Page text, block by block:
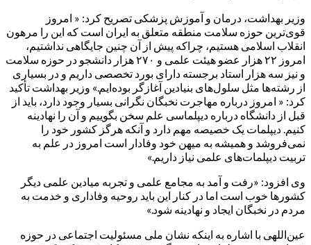
وزیر بهداشت، درمان و آموزش پزشکی تصریح کرد: « امروز
قوی‌ترین حوزه سلامت منطقه متعلق به ایران است که این را مرهون
انقلاب اسلامی هستیم، چراکه پیش از آن چنین جایگاهی نداشتیم،
امروز ۲۲ هزار عضو هیئت علمی و ۲۷۰ هزار دانشجو در حوزه سلامت
و نیز سه هزار استاد برجسته دارای بورد تخصصی داریم و در بسیاری
از رشته‌ها مثل سلول‌های بنیادین آغازگر بوده‌ایم.» وزیر بهداشت تأکید
کرد: « امروز درباره مهاجرت نخبگان نگرانی بسیار وجود دارد، باید از
قبل از دانشگاه درباره دیپلماسی علم سخن بگوییم و آن را نهادینه
کنیم. دیپلمات‌ یک خصیصه مهم دارد و آنکه هرگز کشور خود را
نمی‌فروشد و همیشه به میهن خود وفادار است امروز در علم به
تربیت دیپلمات‌های علمی نیاز داریم.»
وی افزود: «رفت و آمد به مجامع علمی و تجربه میادین علمی دیگر
کشورها خوب است اما در کنار این باید روحیه وفاداری و خدمت به
مردم در نخبگان ایجاد و نهادینه شود.»
عین‌اللهی با اشاره به اینکه نشان ملی مسئولیت اجتماعی در حوزه